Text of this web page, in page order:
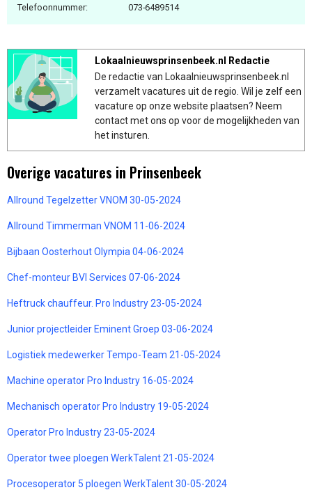
Telefoonnummer: 073-6489514
Lokaalnieuwsprinsenbeek.nl Redactie
De redactie van Lokaalnieuwsprinsenbeek.nl
verzamelt vacatures uit de regio. Wil je zelf een
vacature op onze website plaatsen? Neem
contact met ons op voor de mogelijkheden van
het insturen.
Overige vacatures in Prinsenbeek
Allround Tegelzetter VNOM 30-05-2024
Allround Timmerman VNOM 11-06-2024
Bijbaan Oosterhout Olympia 04-06-2024
Chef-monteur BVI Services 07-06-2024
Heftruck chauffeur. Pro Industry 23-05-2024
Junior projectleider Eminent Groep 03-06-2024
Logistiek medewerker Tempo-Team 21-05-2024
Machine operator Pro Industry 16-05-2024
Mechanisch operator Pro Industry 19-05-2024
Operator Pro Industry 23-05-2024
Operator twee ploegen WerkTalent 21-05-2024
Procesoperator 5 ploegen WerkTalent 30-05-2024